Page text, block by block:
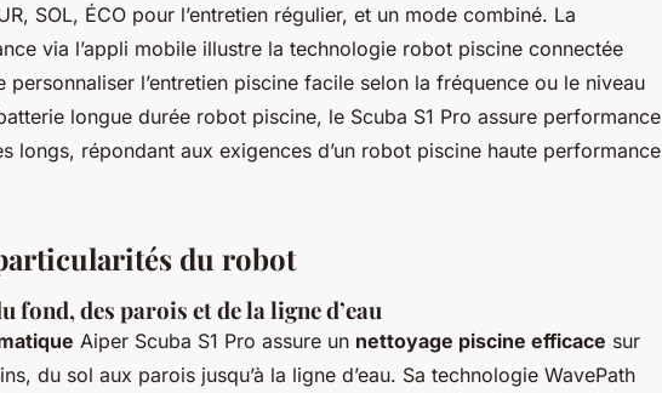
SOL, ÉCO pour l’entretien régulier, et un mode combiné. La
via l’appli mobile illustre la technologie robot piscine connectée
personnaliser l’entretien piscine facile selon la fréquence ou le niveau
longue durée robot piscine, le Scuba S1 Pro assure performance
longs, répondant aux exigences d’un robot piscine haute performance
du robot
fond, des parois et de la ligne d’eau
Aiper Scuba S1 Pro assure un nettoyage piscine efficace sur
du sol aux parois jusqu’à la ligne d’eau. Sa technologie WavePath